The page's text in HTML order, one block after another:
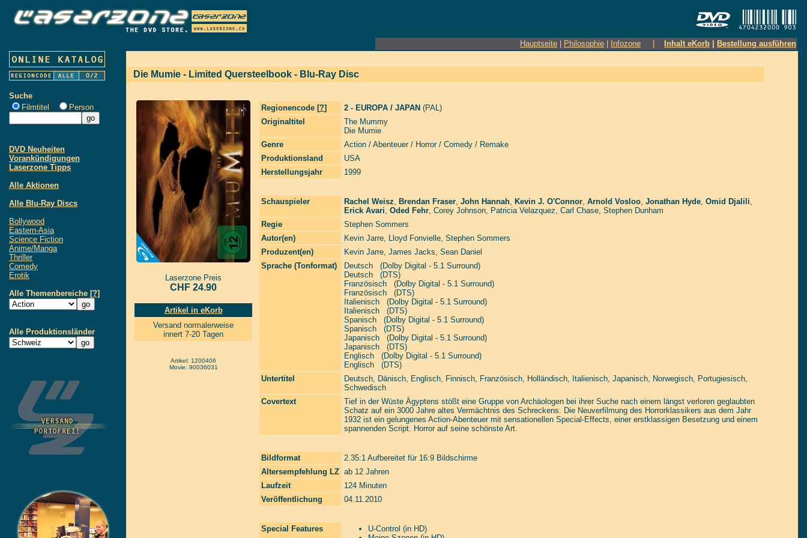
Hauptseite Philosophie Infozone Inhalt eKorb Bestellung ausführen
Suche
Filmtitel
Person
DVD Neuheiten
Vorankündigungen
Laserzone Tipps
Alle Aktionen
Alle Blu-Ray Discs
Bollywood
Eastern-Asia
Science Fiction
Anime/Manga
Thriller
Comedy
Erotik
Alle Themenbereiche [?]
Alle Produktionsländer
Die Mumie - Limited Quersteelbook - Blu-Ray Disc
Laserzone Preis
CHF 24.90
Artikel in eKorb
Versand normalerweise
innert 7-20 Tagen
Artikel: 1200406
Movie: 90036031
Regionencode [?] 2 - EUROPA / JAPAN (PAL)
Originaltitel
The Mummy
Die Mumie
Genre
Action / Abenteuer / Horror / Comedy / Remake
Produktionsland
USA
Herstellungsjahr
1999
Schauspieler Rachel Weisz, Brendan Fraser, John Hannah, Kevin J. O'Connor, Arnold Vosloo, Jonathan Hyde, Omid Djalili,
Erick Avari, Oded Fehr, Corey Johnson, Patricia Velazquez, Carl Chase, Stephen Dunham
Regie
Stephen Sommers
Autor(en)
Kevin Jarre, Lloyd Fonvielle, Stephen Sommers
Produzent(en)
Kevin Jarre, James Jacks, Sean Daniel
Sprache (Tonformat)
Deutsch (Dolby Digital - 5.1 Surround)
Deutsch (DTS)
Französisch (Dolby Digital - 5.1 Surround)
Französisch (DTS)
Italienisch (Dolby Digital - 5.1 Surround)
Italienisch (DTS)
Spanisch (Dolby Digital - 5.1 Surround)
Spanisch (DTS)
Japanisch (Dolby Digital - 5.1 Surround)
Japanisch (DTS)
Englisch (Dolby Digital - 5.1 Surround)
Englisch (DTS)
Untertitel
Deutsch, Dänisch, Englisch, Finnisch, Französisch, Holländisch, Italienisch, Japanisch, Norwegisch, Portugiesisch,
Schwedisch
Covertext
Tief in der Wüste Ägyptens stößt eine Gruppe von Archäologen bei ihrer Suche nach einem längst verloren geglaubten
Schatz auf ein 3000 Jahre altes Vermächtnis des Schreckens. Die Neuverfilmung des Horrorklassikers aus dem Jahr
1932 ist ein gelungenes Action-Abenteuer mit sensationellen Special-Effects, einer erstklassigen Besetzung und einem
spannenden Script. Horror auf seine schönste Art.
Bildformat
2.35:1 Aufbereitet für 16:9 Bildschirme
Altersempfehlung LZ ab 12 Jahren
Laufzeit
124 Minuten
Veröffentlichung
04.11.2010
Special Features
U-Control (in HD)